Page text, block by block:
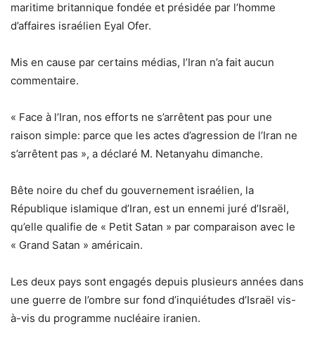
maritime britannique fondée et présidée par l’homme
d’affaires israélien Eyal Ofer.
Mis en cause par certains médias, l’Iran n’a fait aucun
commentaire.
« Face à l’Iran, nos efforts ne s’arrêtent pas pour une
raison simple: parce que les actes d’agression de l’Iran ne
s’arrêtent pas », a déclaré M. Netanyahu dimanche.
Bête noire du chef du gouvernement israélien, la
République islamique d’Iran, est un ennemi juré d’Israël,
qu’elle qualifie de « Petit Satan » par comparaison avec le
« Grand Satan » américain.
Les deux pays sont engagés depuis plusieurs années dans
une guerre de l’ombre sur fond d’inquiétudes d’Israël vis-
à-vis du programme nucléaire iranien.